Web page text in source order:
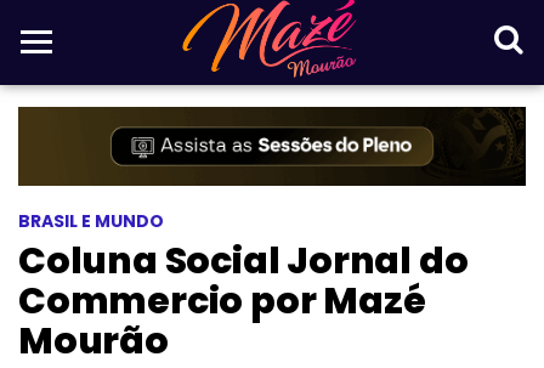
BRASIL E MUNDO
Coluna Social Jornal do
Commercio por Mazé
Mourão